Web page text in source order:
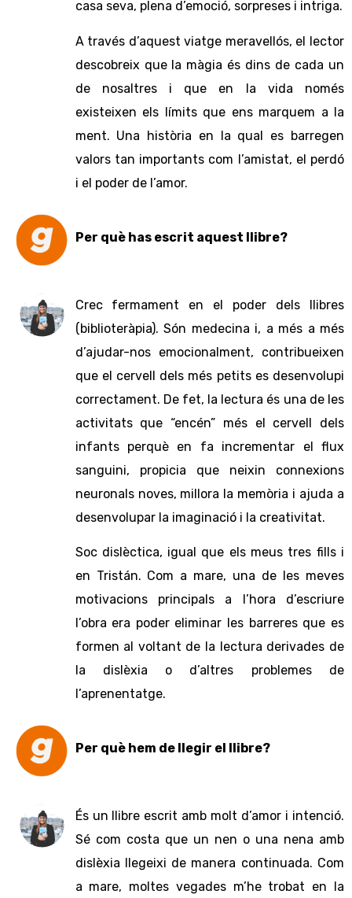
casa seva, plena d’emoció, sorpreses i intriga.
A través d’aquest viatge meravellós, el lector
descobreix que la màgia és dins de cada un
de nosaltres i que en la vida només
existeixen els límits que ens marquem a la
ment. Una història en la qual es barregen
valors tan importants com l’amistat, el perdó
i el poder de l’amor.
Per què has escrit aquest llibre?
Crec fermament en el poder dels llibres
(biblioteràpia). Són medecina i, a més a més
d’ajudar-nos emocionalment, contribueixen
que el cervell dels més petits es desenvolupi
correctament. De fet, la lectura és una de les
activitats que “encén” més el cervell dels
infants perquè en fa incrementar el flux
sanguini, propicia que neixin connexions
neuronals noves, millora la memòria i ajuda a
desenvolupar la imaginació i la creativitat.
Soc dislèctica, igual que els meus tres fills i
en Tristán. Com a mare, una de les meves
motivacions principals a l’hora d’escriure
l’obra era poder eliminar les barreres que es
formen al voltant de la lectura derivades de
la dislèxia o d’altres problemes de
l’aprenentatge.
Per què hem de llegir el llibre?
És un llibre escrit amb molt d’amor i intenció.
Sé com costa que un nen o una nena amb
dislèxia llegeixi de manera continuada. Com
a mare, moltes vegades m’he trobat en la